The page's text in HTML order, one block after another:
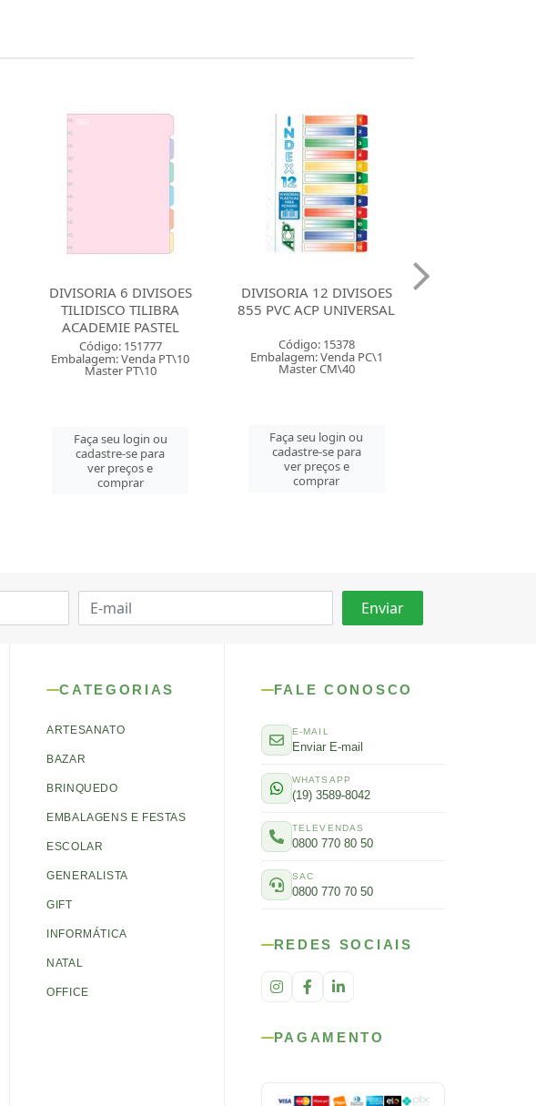
DIVISORIA 12 DIVISOES
855 PVC ACP UNIVERSAL
Código: 15378
Embalagem: Venda PC\1
Master CM\40
Faça seu login ou
cadastre-se para
ver preços e
comprar
DIVISORIA 6 DIVISOES
TILIBRA ACADEMIE CINZA
Código: 154989
Embalagem: Venda PT\10
Master CM\80
Faça seu login ou
cadastre-se para
ver preços e
comprar
CATEGORIAS
ARTESANATO
BAZAR
BRINQUEDO
EMBALAGENS E FESTAS
ESCOLAR
GENERALISTA
GIFT
INFORMÁTICA
NATAL
OFFICE
FALE CONOSCO
E-MAIL
Enviar E-mail
WHATSAPP
(19) 3589-8042
TELEVENDAS
0800 770 80 50
SAC
0800 770 70 50
REDES SOCIAIS
PAGAMENTO